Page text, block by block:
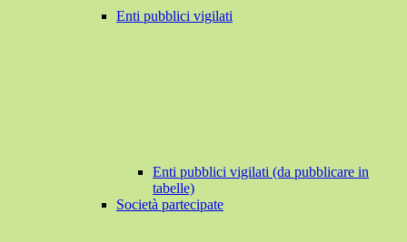
Enti pubblici vigilati
Enti pubblici vigilati (da pubblicare in
tabelle)
Società partecipate